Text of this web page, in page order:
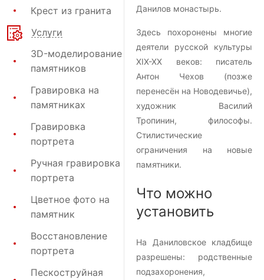
Крест из гранита
Услуги
3D-моделирование
памятников
Гравировка на
памятниках
Гравировка
портрета
Ручная гравировка
портрета
Цветное фото на
памятник
Восстановление
портрета
Пескоструйная
Данилов монастырь.
Здесь похоронены многие
деятели русской культуры
XIX-XX веков: писатель
Антон Чехов (позже
перенесён на Новодевичье),
художник Василий
Тропинин, философы.
Стилистические
ограничения на новые
памятники.
Что можно
установить
На Даниловское кладбище
разрешены: родственные
подзахоронения,